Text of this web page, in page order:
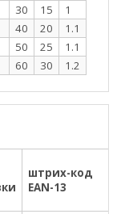
30 15
1
40 20
1.1
50 25
1.1
60 30 1.2
штрих-код
EAN-13